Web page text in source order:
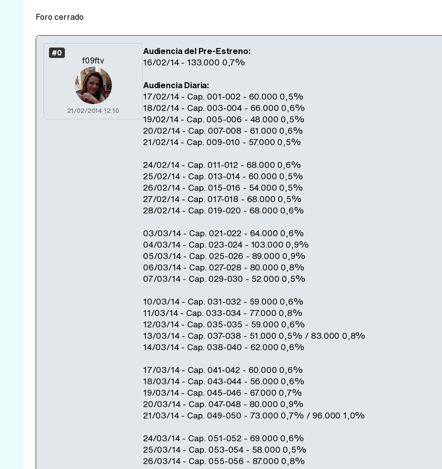
Foro cerrado
#0
f09ftv
21/02/2014 12:10
Audiencia del Pre-Estreno:
16/02/14 - 133.000 0,7%
Audiencia Diaria:
17/02/14 - Cap. 001-002 - 60.000 0,5%
18/02/14 - Cap. 003-004 - 66.000 0,6%
19/02/14 - Cap. 005-006 - 48.000 0,5%
20/02/14 - Cap. 007-008 - 61.000 0,6%
21/02/14 - Cap. 009-010 - 57.000 0,5%
24/02/14 - Cap. 011-012 - 68.000 0,6%
25/02/14 - Cap. 013-014 - 60.000 0,5%
26/02/14 - Cap. 015-016 - 54.000 0,5%
27/02/14 - Cap. 017-018 - 68.000 0,5%
28/02/14 - Cap. 019-020 - 68.000 0,6%
03/03/14 - Cap. 021-022 - 64.000 0,6%
04/03/14 - Cap. 023-024 - 103.000 0,9%
05/03/14 - Cap. 025-026 - 89.000 0,9%
06/03/14 - Cap. 027-028 - 80.000 0,8%
07/03/14 - Cap. 029-030 - 52.000 0,5%
10/03/14 - Cap. 031-032 - 59.000 0,6%
11/03/14 - Cap. 033-034 - 77.000 0,8%
12/03/14 - Cap. 035-035 - 59.000 0,6%
13/03/14 - Cap. 037-038 - 51.000 0,5% / 83.000 0,8%
14/03/14 - Cap. 038-040 - 62.000 0,6%
17/03/14 - Cap. 041-042 - 60.000 0,6%
18/03/14 - Cap. 043-044 - 56.000 0,6%
19/03/14 - Cap. 045-046 - 67.000 0,7%
20/03/14 - Cap. 047-048 - 80.000 0,9%
21/03/14 - Cap. 049-050 - 73.000 0,7% / 96.000 1,0%
24/03/14 - Cap. 051-052 - 69.000 0,6%
25/03/14 - Cap. 053-054 - 58.000 0,5%
26/03/14 - Cap. 055-056 - 87.000 0,8%